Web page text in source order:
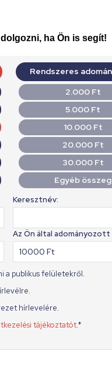
ha Ön is segít!